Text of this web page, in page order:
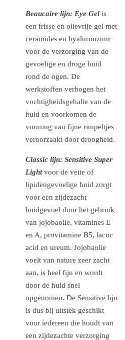
Beaucaire lijn: Eye Gel is
een frisse en olievrije gel met
ceramides en hyaluronzuur
voor de verzorging van de
gevoelige en droge huid
rond de ogen. De
werkstoffen verhogen het
vochtigheidsgehalte van de
huid en voorkomen de
vorming van fijne rimpeltjes
veroorzaakt door droogheid.
Classic lijn: Sensitive Super
Lightvoor de vette of
lipidengevoelige huid zorgt
voor een zijdezacht
huidgevoel door het gebruik
van jojobaolie, vitamines E
en A, provitamine B5, lactic
acid en ureum. Jojobaolie
voelt van nature zeer zacht
aan, is heel fijn en wordt
door de huid snel
opgenomen. De Sensitive lijn
is dus bij uitstek geschikt
voor iedereen die houdt van
een zijdezachte verzorging